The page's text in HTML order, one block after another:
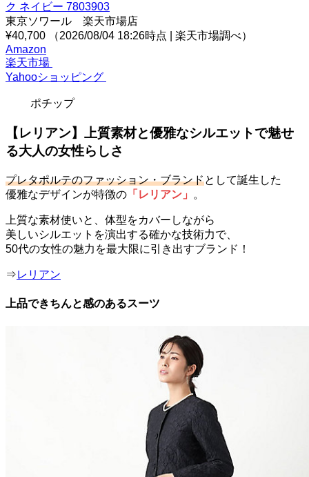
ク ネイビー 7803903
東京ソワール 楽天市場店
¥40,700
（2026/08/04 18:26時点 | 楽天市場調べ）
Amazon
楽天市場
Yahooショッピング
ポチップ
【レリアン】上質素材と優雅なシルエットで魅せ
る大人の女性らしさ
プレタポルテのファッション・ブランドとして誕生した
優雅なデザインが特徴の 「レリアン」 。
上質な素材使いと、体型をカバーしながら
美しいシルエットを演出する確かな技術力で、
50代の女性の魅力を最大限に引き出すブランド！
⇒レリアン
上品できちんと感のあるスーツ